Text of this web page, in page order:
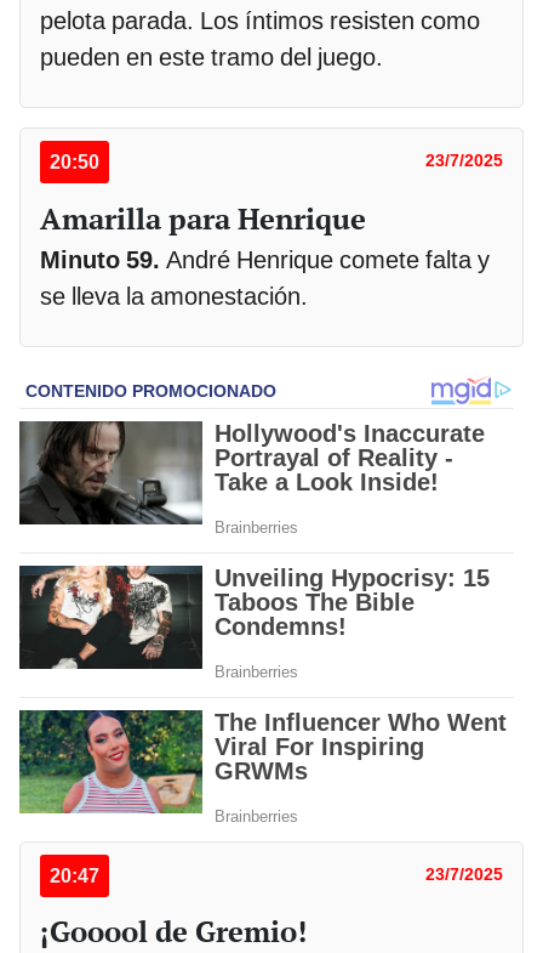
pelota parada. Los íntimos resisten como
pueden en este tramo del juego.
20:50 23/7/2025
Amarilla para Henrique
Minuto 59. André Henrique comete falta y
se lleva la amonestación.
20:47 23/7/2025
¡Gooool de Gremio!